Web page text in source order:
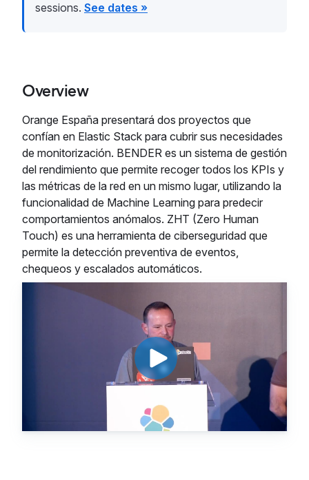
sessions. See dates »
Overview
Orange España presentará dos proyectos que
confían en Elastic Stack para cubrir sus necesidades
de monitorización. BENDER es un sistema de gestión
del rendimiento que permite recoger todos los KPIs y
las métricas de la red en un mismo lugar, utilizando la
funcionalidad de Machine Learning para predecir
comportamientos anómalos. ZHT (Zero Human
Touch) es una herramienta de ciberseguridad que
permite la detección preventiva de eventos,
chequeos y escalados automáticos.